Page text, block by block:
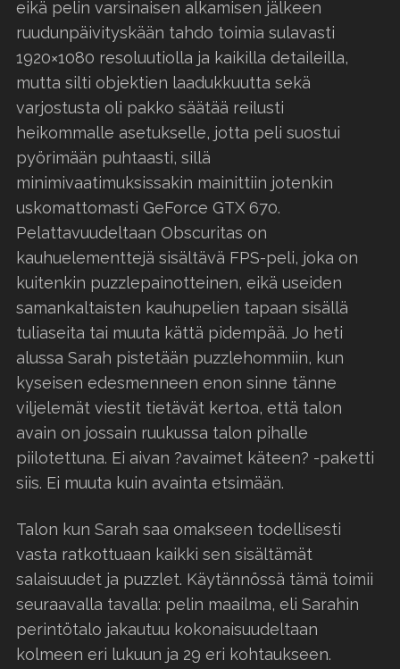
eikä pelin varsinaisen alkamisen jälkeen
ruudunpäivityskään tahdo toimia sulavasti
1920×1080 resoluutiolla ja kaikilla detaileilla,
mutta silti objektien laadukkuutta sekä
varjostusta oli pakko säätää reilusti
heikommalle asetukselle, jotta peli suostui
pyörimään puhtaasti, sillä
minimivaatimuksissakin mainittiin jotenkin
uskomattomasti GeForce GTX 670.
Pelattavuudeltaan Obscuritas on
kauhuelementtejä sisältävä FPS-peli, joka on
kuitenkin puzzlepainotteinen, eikä useiden
samankaltaisten kauhupelien tapaan sisällä
tuliaseita tai muuta kättä pidempää. Jo heti
alussa Sarah pistetään puzzlehommiin, kun
kyseisen edesmenneen enon sinne tänne
viljelemät viestit tietävät kertoa, että talon
avain on jossain ruukussa talon pihalle
piilotettuna. Ei aivan ?avaimet käteen? -paketti
siis. Ei muuta kuin avainta etsimään.
Talon kun Sarah saa omakseen todellisesti
vasta ratkottuaan kaikki sen sisältämät
salaisuudet ja puzzlet. Käytännössä tämä toimii
seuraavalla tavalla: pelin maailma, eli Sarahin
perintötalo jakautuu kokonaisuudeltaan
kolmeen eri lukuun ja 29 eri kohtaukseen.